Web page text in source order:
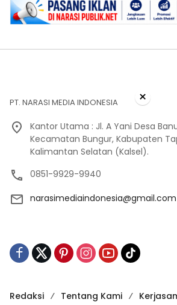
PT. NARASI MEDIA INDONESIA
Kantor Utama : Jl. A Yani Desa
Kecamatan Bungur, Kabupaten
Kalimantan Selatan (Kalsel).
0851-9929-9940
narasimediaindonesia@gmail.com
Redaksi Tentang Kami
×